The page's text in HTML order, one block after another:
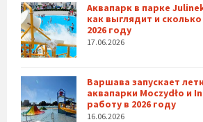
Аквапарк в парке
как выглядит и
2026 году
17.06.2026
Варшава запускает
аквапарки Moczydło и
работу в 2026 году
16.06.2026